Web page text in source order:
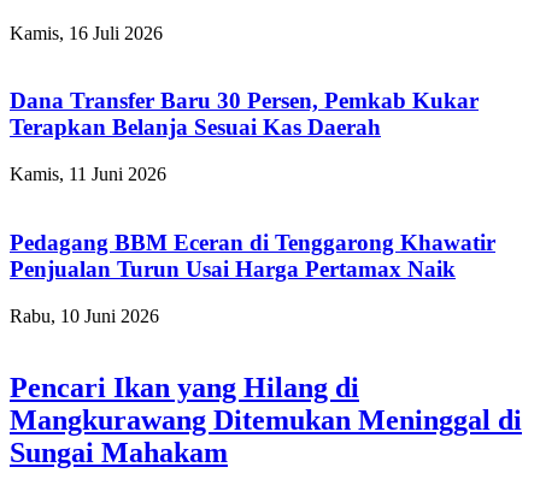
Kamis, 16 Juli 2026
Dana Transfer Baru 30 Persen, Pemkab Kukar
Terapkan Belanja Sesuai Kas Daerah
Kamis, 11 Juni 2026
Pedagang BBM Eceran di Tenggarong Khawatir
Penjualan Turun Usai Harga Pertamax Naik
Rabu, 10 Juni 2026
Pencari Ikan yang Hilang di
Mangkurawang Ditemukan Meninggal di
Sungai Mahakam